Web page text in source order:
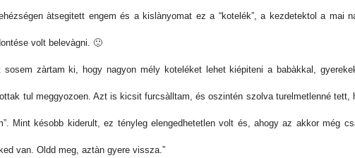
àtsegitett engem és a kislànyomat ez a “kotelék”, a kezdetektol a mai
volt belevàgni. 🙂
zàrtam ki, hogy nagyon mély koteléket lehet kiépiteni a babàkkal,
tul meggyozoen. Azt is kicsit furcsàlltam, és oszintén szolva turelmetlenné tett,
Mint késobb kiderult, ez tényleg elengedhetetlen volt és, ahogy az akkor még
van. Oldd meg, aztàn gyere vissza.”